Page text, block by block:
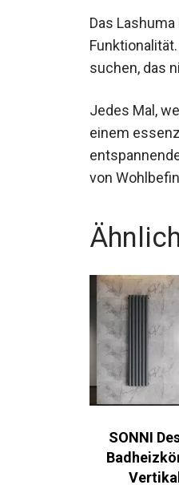
Das
suchen, das
Jedes Mal,
einem
von
SONNI
Vertikal